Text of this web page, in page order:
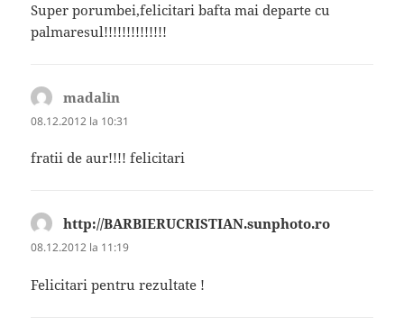
Super porumbei,felicitari bafta mai departe cu
palmaresul!!!!!!!!!!!!!!
madalin
08.12.2012 la 10:31
fratii de aur!!!! felicitari
http://BARBIERUCRISTIAN.sunphoto.ro
08.12.2012 la 11:19
Felicitari pentru rezultate !